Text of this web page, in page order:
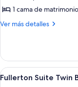
credit)
(incl
$100
SGD
Suite1 cama de
Ver más detalles
Más
Suite
Abrir
todas
10
Fullerton Suite Twin